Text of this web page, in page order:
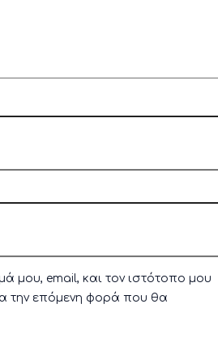
μου, email, και τον ιστότοπο μου
την επόμενη φορά που θα